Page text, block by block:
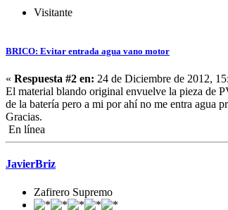
Visitante
BRICO: Evitar entrada agua vano motor
« Respuesta #2 en: 24 de Diciembre de 2012,
El material blando original envuelve la pieza de
de la batería pero a mi por ahí no me entra agua
Gracias.
En línea
JavierBriz
Zafirero Supremo